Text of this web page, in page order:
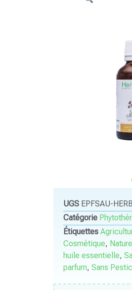
UGS EPFSAU-
Catégorie
Étiquettes
Cosmétique,
huile essentielle,
parfum, Sans